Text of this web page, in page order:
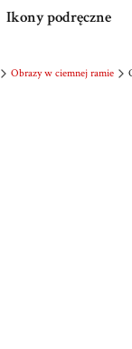
Ikony podręczne
Obrazy w ciemnej ramie